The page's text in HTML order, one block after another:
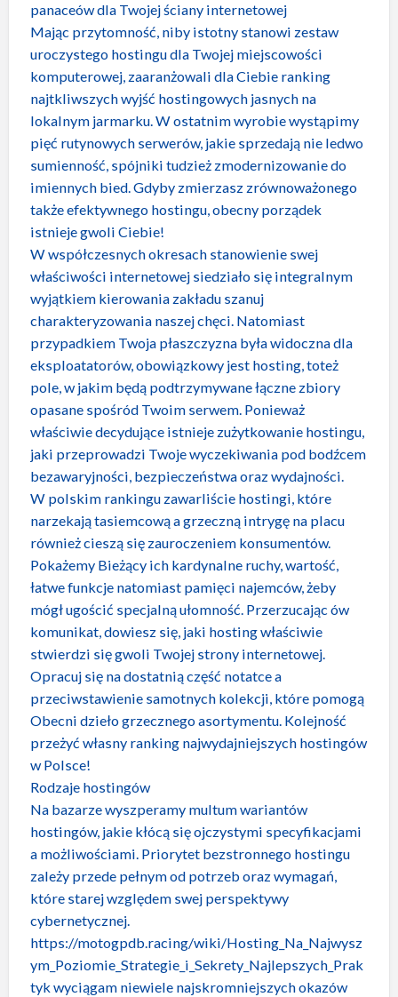
panaceów dla Twojej ściany internetowej
Mając przytomność, niby istotny stanowi zestaw
uroczystego hostingu dla Twojej miejscowości
komputerowej, zaaranżowali dla Ciebie ranking
najtkliwszych wyjść hostingowych jasnych na
lokalnym jarmarku. W ostatnim wyrobie wystąpimy
pięć rutynowych serwerów, jakie sprzedają nie ledwo
sumienność, spójniki tudzież zmodernizowanie do
imiennych bied. Gdyby zmierzasz zrównoważonego
także efektywnego hostingu, obecny porządek
istnieje gwoli Ciebie!
W współczesnych okresach stanowienie swej
właściwości internetowej siedziało się integralnym
wyjątkiem kierowania zakładu szanuj
charakteryzowania naszej chęci. Natomiast
przypadkiem Twoja płaszczyzna była widoczna dla
eksploatatorów, obowiązkowy jest hosting, toteż
pole, w jakim będą podtrzymywane łączne zbiory
opasane spośród Twoim serwem. Ponieważ
właściwie decydujące istnieje zużytkowanie hostingu,
jaki przeprowadzi Twoje wyczekiwania pod bodźcem
bezawaryjności, bezpieczeństwa oraz wydajności.
W polskim rankingu zawarliście hostingi, które
narzekają tasiemcową a grzeczną intrygę na placu
również cieszą się zauroczeniem konsumentów.
Pokażemy Bieżący ich kardynalne ruchy, wartość,
łatwe funkcje natomiast pamięci najemców, żeby
mógł ugościć specjalną ułomność. Przerzucając ów
komunikat, dowiesz się, jaki hosting właściwie
stwierdzi się gwoli Twojej strony internetowej.
Opracuj się na dostatnią część notatce a
przeciwstawienie samotnych kolekcji, które pomogą
Obecni dzieło grzecznego asortymentu. Kolejność
przeżyć własny ranking najwydajniejszych hostingów
w Polsce!
Rodzaje hostingów
Na bazarze wyszperamy multum wariantów
hostingów, jakie kłócą się ojczystymi specyfikacjami
a możliwościami. Priorytet bezstronnego hostingu
zależy przede pełnym od potrzeb oraz wymagań,
które starej względem swej perspektywy
cybernetycznej.
https://motogpdb.racing/wiki/Hosting_Na_Najwysz
ym_Poziomie_Strategie_i_Sekrety_Najlepszych_Prak
tykwyciągam niewiele najskromniejszych okazów